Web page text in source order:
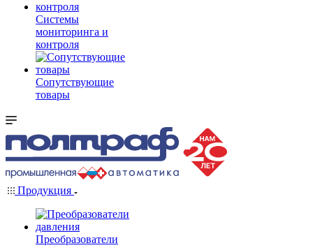
Системы
мониторинга и
контроля
Сопутствующие
товары
Продукция
Преобразователи